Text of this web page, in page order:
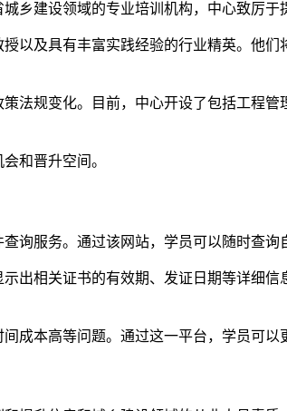
乡建设领域的专业培训机构，中心致厉
以及具有丰富实践经验的行业精英。他
法规变化。目前，中心开设了包括工程
和晋升空间。
询服务。通过该网站，学员可以随时查
出相关证书的有效期、发证日期等详细
成本高等问题。通过这一平台，学员可